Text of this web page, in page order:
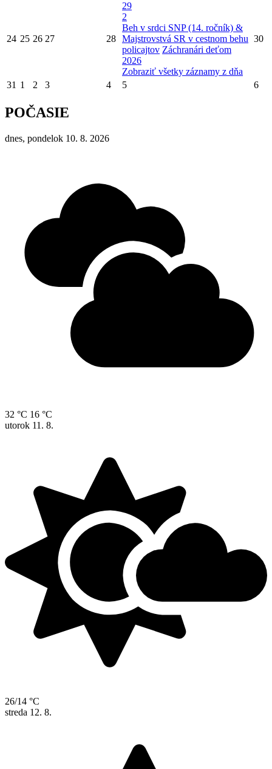
24 25 26 27 28
29
2
Beh v srdci SNP (14. ročník) &
Majstrovstvá SR v cestnom behu
policajtov Záchranári deťom
2026
Zobraziť všetky záznamy z dňa
30
31 1 2 3 4 5 6
POČASIE
dnes, pondelok 10. 8. 2026
32 °C 16 °C
utorok 11. 8.
26/14 °C
streda 12. 8.